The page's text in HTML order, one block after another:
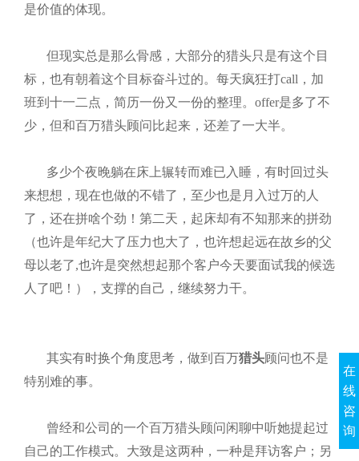
是价值的体现。
但现实总是那么骨感，大部分的猎头只是有这个目
标，也有朝着这个目标奋斗过的。每天疯狂打call ，加
班到十一二点，简历一份又一份的整理。 offer是多了不
少，但和百万猎头顾问比起来，还差了一大半。
多少个夜晚躺在床上辗转而难已入睡，有时回过头
来想想，现在也做的不错了，至少也是月入过万的人
了，还在拼啥个劲！第二天，起床却有不知那来的拼劲
（也许是年纪大了压力也大了，也许想起远在故乡的父
母以老了,也许是突然想起那个客户今天要面试我的候选
人了吧！）
，支撑的自己，继续努力干。
其实有时换个角度思考，做到百万猎头顾问也不是
特别难的事。
曾经和公司的一个百万猎头顾问闲聊中听她提起过
自己的工作模式。大致是这两种，一种是拜访客户；另
在
线
咨
询